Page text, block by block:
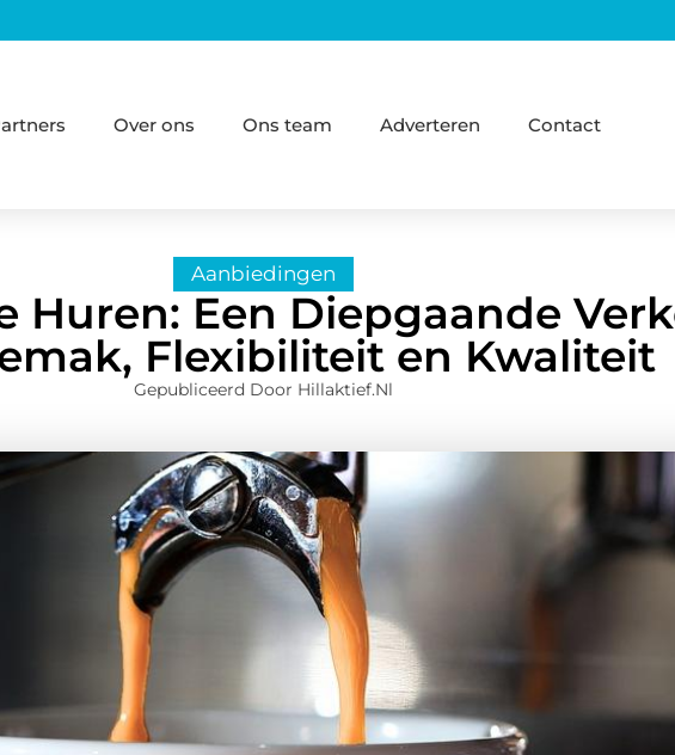
Over ons Ons team Adverteren Contact
Aanbiedingen
Huren: Een Diepgaande
Flexibiliteit en Kwaliteit
Gepubliceerd Door Hillaktief.nl